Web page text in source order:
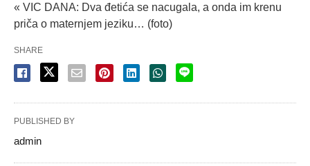
« VIC DANA: Dva đetića se nacugala, a onda im krenu
priča o maternjem jeziku… (foto)
SHARE
PUBLISHED BY
admin